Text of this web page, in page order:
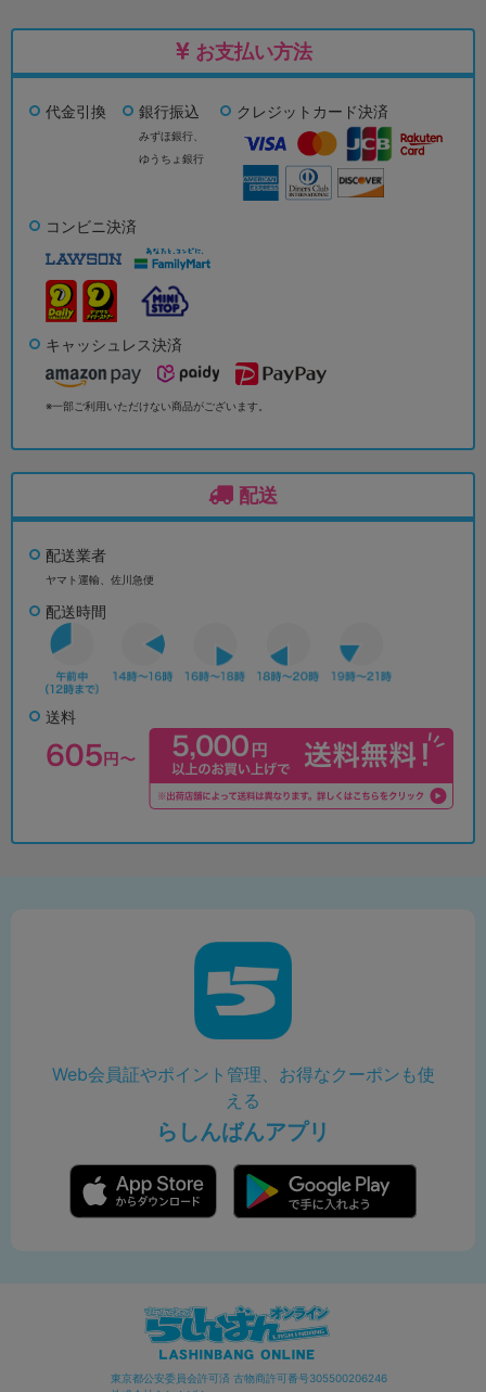
お支払い方法
代金引換 銀行振込
みずほ銀行、
ゆうちょ銀行
クレジットカード決済
コンビニ決済
キャッシュレス決済
※一部ご利用いただけない商品がございます。
配送
配送業者
ヤマト運輸、佐川急便
配送時間
送料
Web会員証やポイント管理、お得なクーポンも使
える
らしんばんアプリ
東京都公安委員会許可済 古物商許可番号305500206246